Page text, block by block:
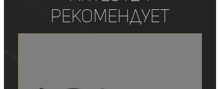
рекомендует